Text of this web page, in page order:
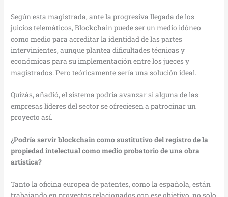
Según esta magistrada, ante la progresiva llegada de los
juicios telemáticos, Blockchain puede ser un medio idóneo
como medio para acreditar la identidad de las partes
intervinientes, aunque plantea dificultades técnicas y
económicas para su implementación entre los jueces y
magistrados. Pero teóricamente sería una solución ideal.
Quizás, añadió, el sistema podría avanzar si alguna de las
empresas líderes del sector se ofreciesen a patrocinar un
proyecto así.
¿Podría servir blockchain como sustitutivo del registro de la
propiedad intelectual como medio probatorio de una obra
artística?
Tanto la oficina europea de patentes, como la española, están